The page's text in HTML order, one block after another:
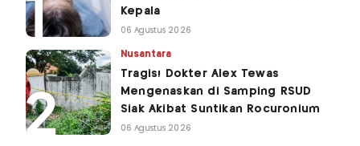
Kepala
06 Agustus 2026
Nusantara
Tragis! Dokter Alex Tewas
Mengenaskan di Samping RSUD
Siak Akibat Suntikan Rocuronium
06 Agustus 2026